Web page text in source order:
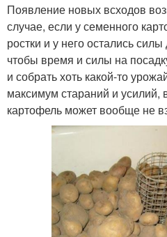
Появление новых всходов
случае, если у семенного
ростки и у него остались
чтобы время и силы на
и собрать хоть какой-то
максимум стараний и усилий,
картофель может вообще не